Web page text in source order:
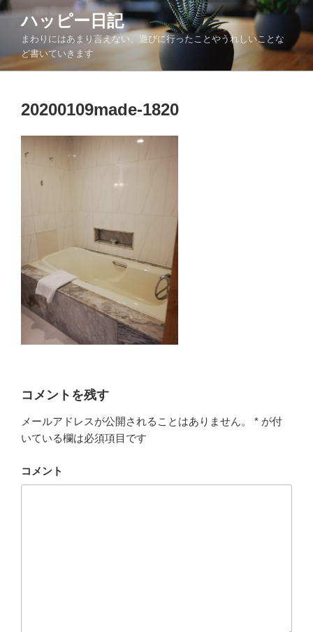
コ
ン
ツ
ハッピー日記
まわりにはあまり言えない、遊びに行ったことやうれしいことな
ど書いていきます
20200109made-1820
コメントを残す
メールアドレスが公開されることはありません。 * が付
いている欄は必須項目です
コメント